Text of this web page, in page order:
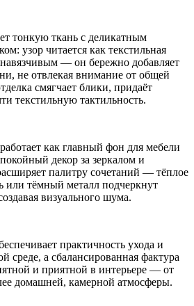
тонкую ткань с деликатным
узор читается как текстильная
— он бережно добавляет
не отвлекая внимание от общей
смягчает блики, придаёт
текстильную тактильность.
как главный фон для мебели
декор за зеркалом и
палитру сочетаний — тёплое
или тёмный металл подчеркнут
визуального шума.
практичность ухода и
среде, а сбалансированная фактура
и приятной в интерьере — от
домашней, камерной атмосферы.